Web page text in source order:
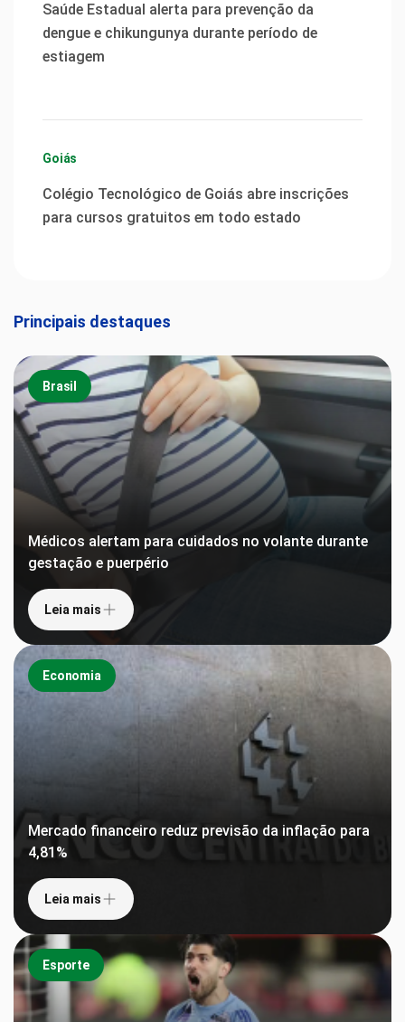
Saúde Estadual alerta para prevenção da
dengue e chikungunya durante período de
estiagem
Goiás
Colégio Tecnológico de Goiás abre inscrições
para cursos gratuitos em todo estado
Principais destaques
Brasil
Médicos alertam para cuidados no volante durante
gestação e puerpério
Leia mais
Economia
Mercado financeiro reduz previsão da inflação para
4,81%
Leia mais
Esporte